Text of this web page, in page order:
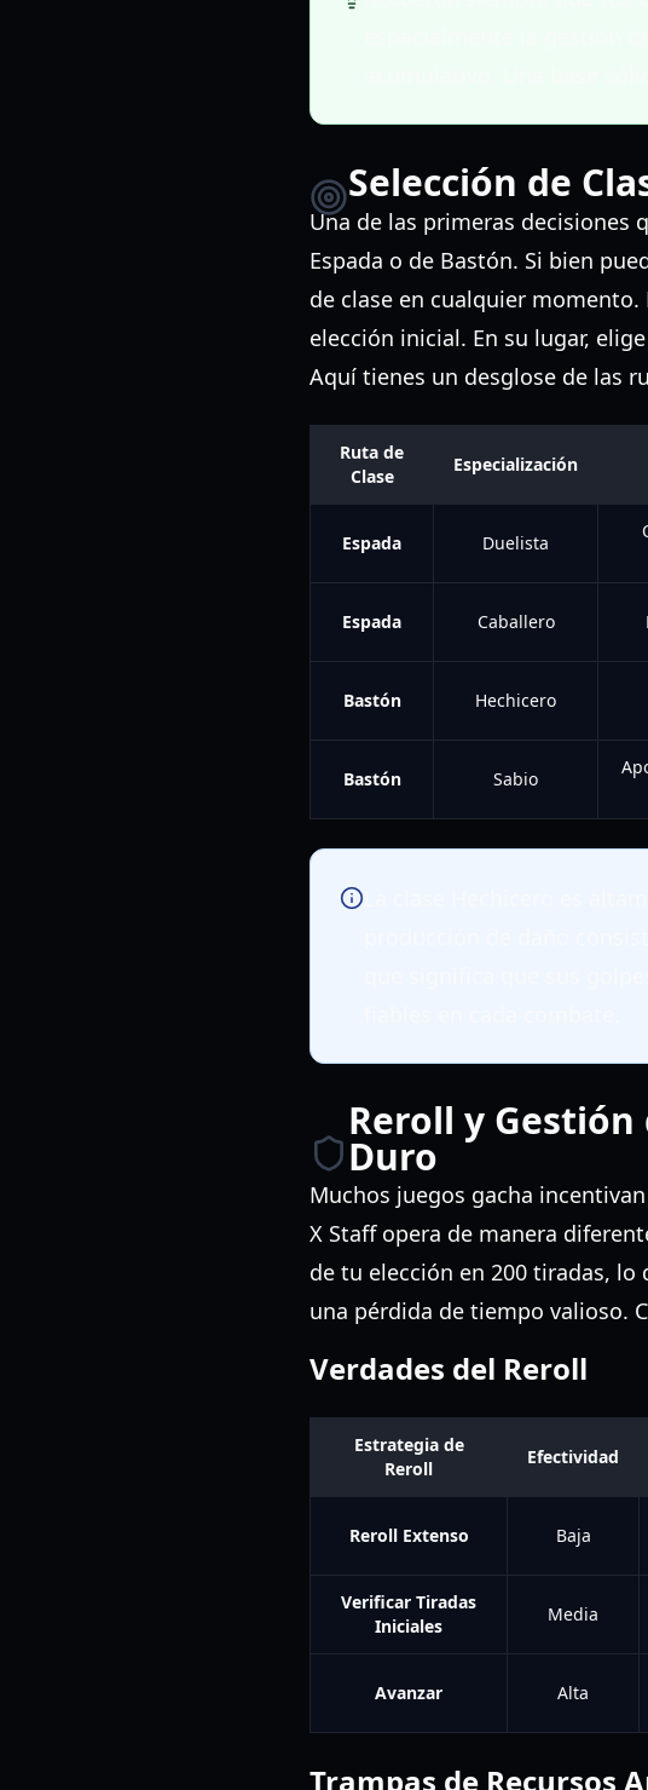
Selección de
Una de las primeras decisiones
Espada o de Bastón. Si bien
de clase en cualquier
elección inicial. En su lugar,
Aquí tienes un desglose de las
Ruta de
Clase
Especialización
Espada Duelista
Espada Caballero
Bastón Hechicero
Bastón Sabio
Reroll y
Duro
Muchos juegos gacha
X Staff opera de manera
de tu elección en 200 tiradas,
una pérdida de tiempo valioso.
Verdades del Reroll
Estrategia de
Reroll
Efectividad
Reroll Extenso Baja
Verificar Tiradas
Iniciales
Media
Avanzar Alta
Trampas de Recursos